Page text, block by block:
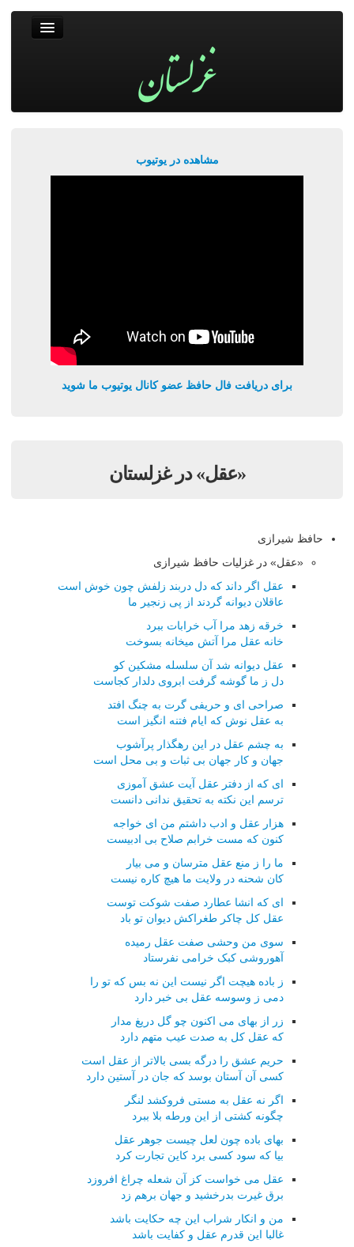
مشاهده در یوتیوب
برای دریافت فال حافظ عضو کانال یوتیوب ما شوید
«عقل» در غزلستان
حافظ شیرازی
«عقل» در غزلیات حافظ شیرازی
عقل اگر داند که دل دربند زلفش چون خوش است
عاقلان دیوانه گردند از پی زنجیر ما
خرقه زهد مرا آب خرابات ببرد
خانه عقل مرا آتش میخانه بسوخت
عقل دیوانه شد آن سلسله مشکین کو
دل ز ما گوشه گرفت ابروی دلدار کجاست
صراحی ای و حریفی گرت به چنگ افتد
به عقل نوش که ایام فتنه انگیز است
به چشم عقل در این رهگذار پرآشوب
جهان و کار جهان بی ثبات و بی محل است
ای که از دفتر عقل آیت عشق آموزی
ترسم این نکته به تحقیق ندانی دانست
هزار عقل و ادب داشتم من ای خواجه
کنون که مست خرابم صلاح بی ادبیست
ما را ز منع عقل مترسان و می بیار
کان شحنه در ولایت ما هیچ کاره نیست
ای که انشا عطارد صفت شوکت توست
عقل کل چاکر طغراکش دیوان تو باد
سوی من وحشی صفت عقل رمیده
آهوروشی کبک خرامی نفرستاد
ز باده هیچت اگر نیست این نه بس که تو را
دمی ز وسوسه عقل بی خبر دارد
زر از بهای می اکنون چو گل دریغ مدار
که عقل کل به صدت عیب متهم دارد
حریم عشق را درگه بسی بالاتر از عقل است
کسی آن آستان بوسد که جان در آستین دارد
اگر نه عقل به مستی فروکشد لنگر
چگونه کشتی از این ورطه بلا ببرد
بهای باده چون لعل چیست جوهر عقل
بیا که سود کسی برد کاین تجارت کرد
عقل می خواست کز آن شعله چراغ افروزد
برق غیرت بدرخشید و جهان برهم زد
من و انکار شراب این چه حکایت باشد
غالبا این قدرم عقل و کفایت باشد